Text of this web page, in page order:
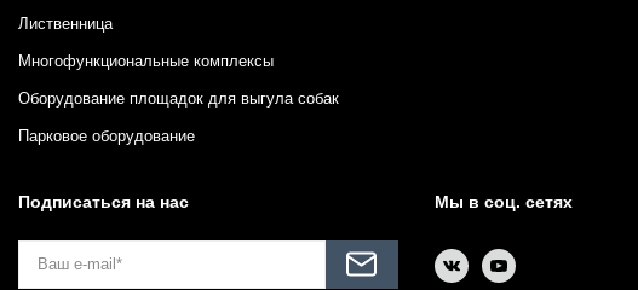
Лиственница
Многофункциональные комплексы
Оборудование площадок для выгула собак
Парковое оборудование
Подписаться на нас Мы в соц. сетях